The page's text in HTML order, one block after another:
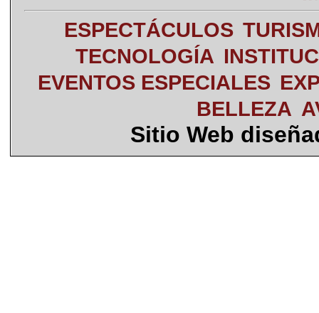
ESPECTÁCULOS
TECNOLOGÍA
EVENTOS ESPECIALES
BELLEZA
Sitio Web